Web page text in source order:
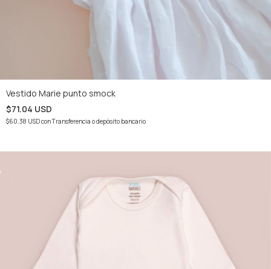
Vestido Marie punto smock
$71.04 USD
$60.38 USDconTransferencia o depósito bancario